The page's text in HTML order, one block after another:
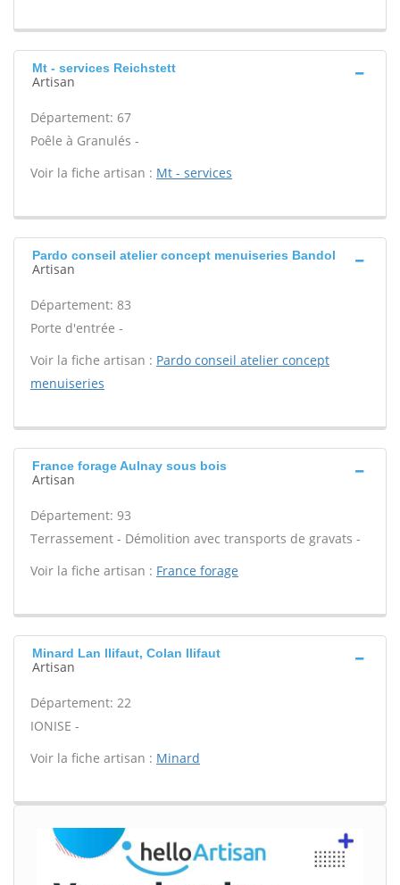
Mt - services Reichstett
Artisan
Département: 67
Poêle à Granulés -
Voir la fiche artisan : Mt - services
Pardo conseil atelier concept menuiseries Bandol
Artisan
Département: 83
Porte d'entrée -
Voir la fiche artisan : Pardo conseil atelier concept
menuiseries
France forage Aulnay sous bois
Artisan
Département: 93
Terrassement - Démolition avec transports de gravats -
Voir la fiche artisan : France forage
Minard Lan llifaut, Colan llifaut
Artisan
Département: 22
IONISE -
Voir la fiche artisan : Minard